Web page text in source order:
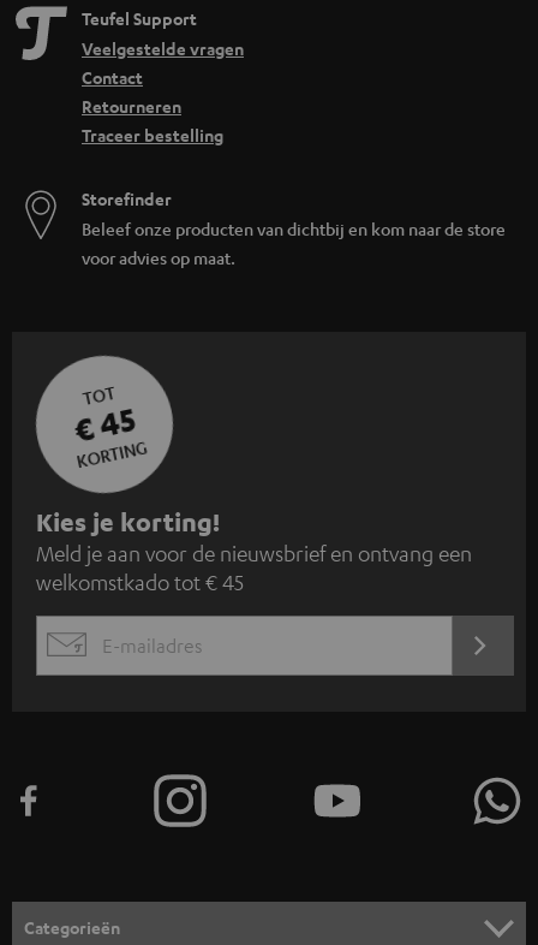
Teufel Support
Veelgestelde vragen
Contact
Retourneren
Traceer bestelling
Storefinder
Beleef onze producten van dichtbij en kom naar de store
voor advies op maat.
TOT
€ 45
KORTING
A
a
n
m
e
n
o
Kies je korting!
Meld je aan voor de nieuwsbrief en ontvang een
welkomstkado tot € 45
EMAIL
Categorieën